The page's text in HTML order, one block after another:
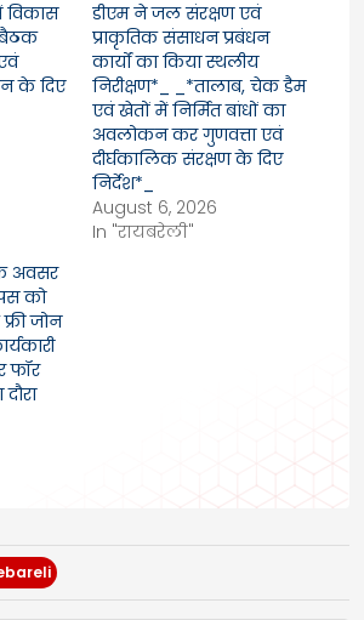
विकास
बैठक
के दिए
डीएम ने जल संरक्षण एवं
प्राकृतिक संसाधन प्रबंधन
कार्यों का किया स्थलीय
निरीक्षण*_ _*तालाब, चेक डैम
एवं खेतों में निर्मित बांधों का
अवलोकन कर गुणवत्ता एवं
दीर्घकालिक संरक्षण के दिए
निर्देश*_
August 6, 2026
In "रायबरेली"
के अवसर
को
जोन
फॉर